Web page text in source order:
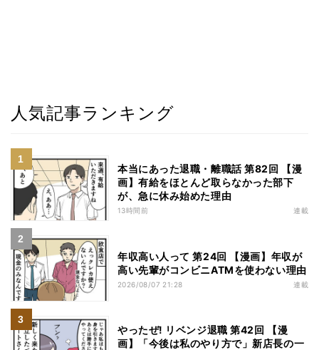
人気記事ランキング
本当にあった退職・離職話 第82回 【漫
画】有給をほとんど取らなかった部下
が、急に休み始めた理由
13時間前 連載
年収高い人って 第24回 【漫画】年収が
高い先輩がコンビニATMを使わない理由
2026/08/07 21:28 連載
やったぜ! リベンジ退職 第42回 【漫
画】「今後は私のやり方で」新店長の一